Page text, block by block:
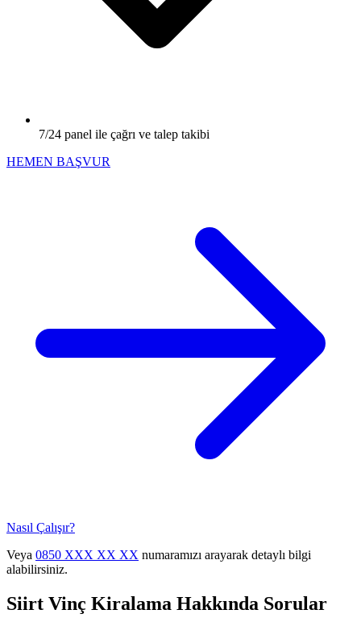
7/24 panel ile çağrı ve talep takibi
HEMEN BAŞVUR
Nasıl Çalışır?
Veya 0850 XXX XX XX numaramızı arayarak detaylı bilgi
alabilirsiniz.
Siirt Vinç Kiralama Hakkında Sorular